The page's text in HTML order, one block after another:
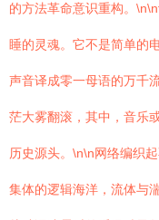
的方法革命意识重构。
睡的灵魂。它不是简单
声音译成零一母语的万千
茫大雾翻滚，其中，音乐
历史源头。\n\n网络编织
集体的逻辑海洋，流体与